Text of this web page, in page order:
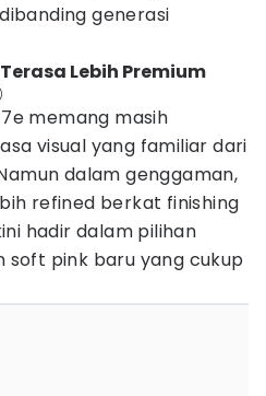
generasi
Lebih Premium
memang masih
visual yang familiar dari
dalam genggaman,
refined berkat finishing
hadir dalam pilihan
soft pink baru yang cukup